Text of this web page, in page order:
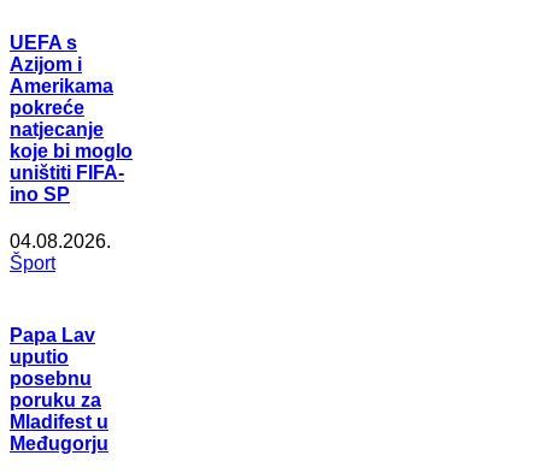
UEFA s
Azijom i
Amerikama
pokreće
natjecanje
koje bi moglo
uništiti FIFA-
ino SP
04.08.2026.
Šport
Papa Lav
uputio
posebnu
poruku za
Mladifest u
Međugorju